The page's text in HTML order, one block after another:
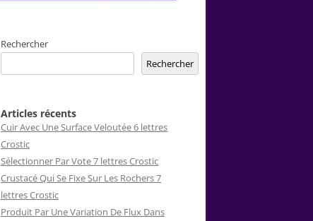
Rechercher
Rechercher
Articles récents
Cuir Avec Une Surface Veloutée 6 lettres
Crostic
Sélectionner Par Vote 7 lettres Crostic
Crustacé Qui Se Fixe Sur Les Rochers 7
lettres Crostic
Produit Par Une Variation De Flux Dans